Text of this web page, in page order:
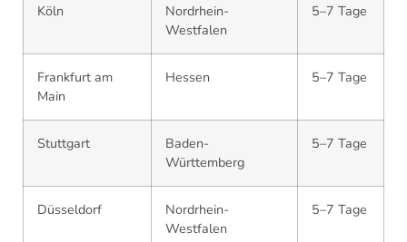
Köln
Nordrhein-
Westfalen
5–7 Tage
Frankfurt am
Main
Hessen 5–7 Tage
Stuttgart
Baden-
Württemberg
5–7 Tage
Düsseldorf
Nordrhein-
Westfalen
5–7 Tage